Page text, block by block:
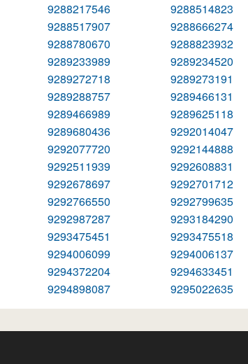
9288217546 9288514823
9288517907 9288666274
9288780670 9288823932
9289233989 9289234520
9289272718 9289273191
9289288757 9289466131
9289466989 9289625118
9289680436 9292014047
9292077720 9292144888
9292511939 9292608831
9292678697 9292701712
9292766550 9292799635
9292987287 9293184290
9293475451 9293475518
9294006099 9294006137
9294372204 9294633451
9294898087 9295022635